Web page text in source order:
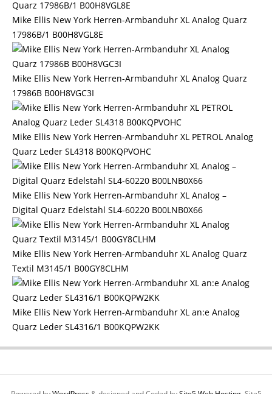
Mike Ellis New York Herren-Armbanduhr XL Analog Quarz
17986B/1 B00H8VGL8E
Mike Ellis New York Herren-Armbanduhr XL Analog Quarz
17986B B00H8VGC3I
Mike Ellis New York Herren-Armbanduhr XL PETROL Analog
Quarz Leder SL4318 B00KQPVOHC
Mike Ellis New York Herren-Armbanduhr XL Analog –
Digital Quarz Edelstahl SL4-60220 B00LNB0X66
Mike Ellis New York Herren-Armbanduhr XL Analog Quarz
Textil M3145/1 B00GY8CLHM
Mike Ellis New York Herren-Armbanduhr XL an:e Analog
Quarz Leder SL4316/1 B00KQPW2KK